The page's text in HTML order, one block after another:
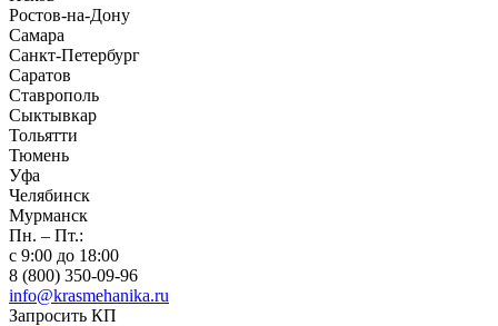
Ростов-на-Дону
Самара
Санкт-Петербург
Саратов
Ставрополь
Сыктывкар
Тольятти
Тюмень
Уфа
Челябинск
Мурманск
Пн. – Пт.:
с 9:00 до 18:00
8 (800) 350-09-96
info@krasmehanika.ru
Запросить КП